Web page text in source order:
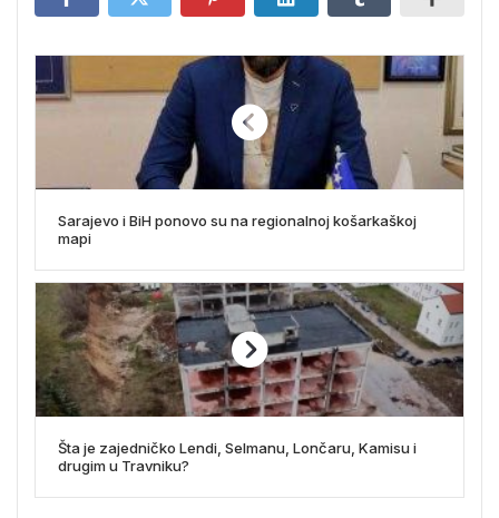
Sarajevo i BiH ponovo su na regionalnoj košarkaškoj
mapi
Šta je zajedničko Lendi, Selmanu, Lončaru, Kamisu i
drugim u Travniku?